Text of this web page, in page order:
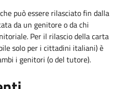
può essere rilasciato fin dalla
da un genitore o da chi
Per il rilascio della carta
solo per i cittadini italiani) è
i genitori (o del tutore).